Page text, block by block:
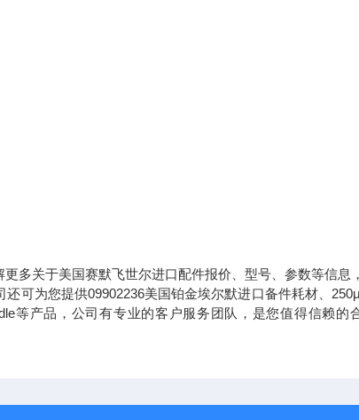
多关于美国赛默飞世尔进口配件报价、型号、参数等信息
可为您提供09902236美国铂金埃尔默进口备件耗材、
等产品，公司有专业的客户服务团队，是您值得信赖的